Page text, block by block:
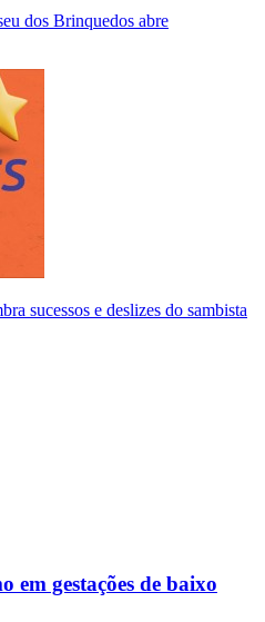
dos Brinquedos abre
sucessos e deslizes do sambista
em gestações de baixo